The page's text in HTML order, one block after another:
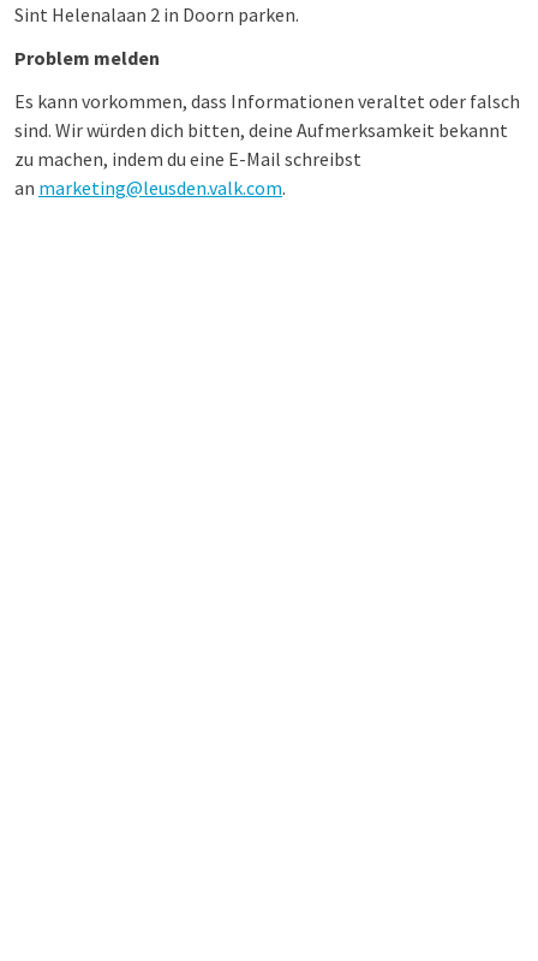
Sint Helenalaan 2 in Doorn parken.
Problem melden
Es kann vorkommen, dass Informationen veraltet oder falsch
sind. Wir würden dich bitten, deine Aufmerksamkeit bekannt
zu machen, indem du eine E-Mail schreibst
an marketing@leusden.valk.com.